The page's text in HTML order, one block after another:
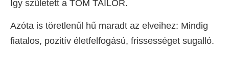
Így született a TOM TAILOR.
Azóta is töretlenűl hű maradt az elveihez: Mindig
fiatalos, pozitív életfelfogású, frissességet sugalló.